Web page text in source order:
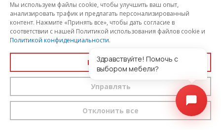
Мы используем файлы cookie, чтобы улучшить ваш опыт,
анализировать трафик и предлагать персонализированный
контент. Нажмите «Принять все», чтобы дать согласие в
соответствии с нашей Политикой использования файлов cookie и
Политикой конфиденциальности.
Принять все
Управлять
Отклонить все
Здравствуйте! Помочь с
выбором мебели?